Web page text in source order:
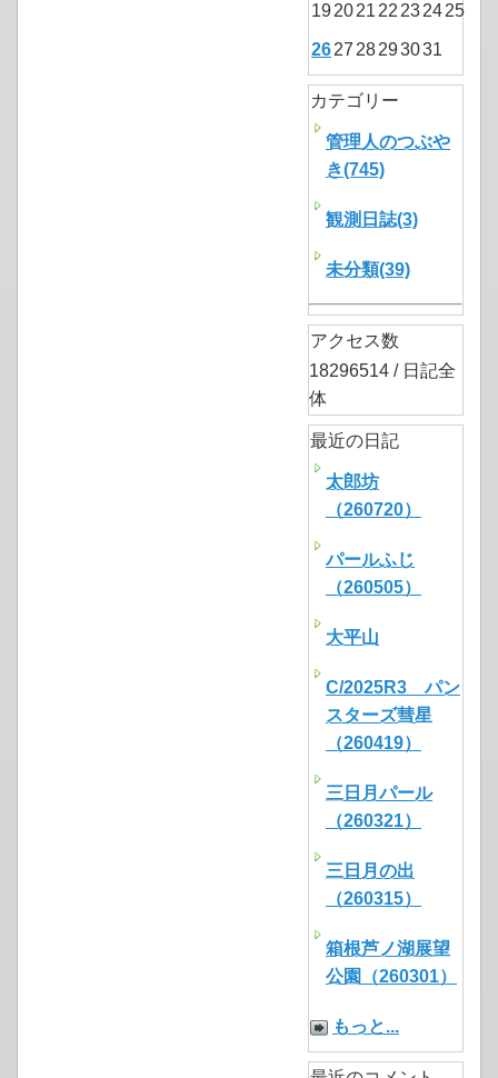
192021 22 232425
2627 28293031
カテゴリー
管理人のつぶや
き(745)
観測日誌(3)
未分類(39)
アクセス数
18296514 / 日記全
体
最近の日記
太郎坊
（260720）
パールふじ
（260505）
大平山
C/2025R3 パン
スターズ彗星
（260419）
三日月パール
（260321）
三日月の出
（260315）
箱根芦ノ湖展望
公園（260301）
もっと...